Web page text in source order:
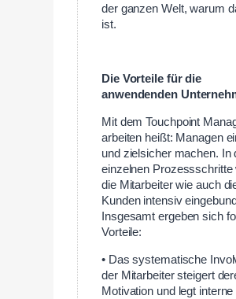
der ganzen Welt, warum
ist.
Die Vorteile für die
anwendenden
Mit dem Touchpoint
arbeiten heißt: Managen
und zielsicher machen. In
einzelnen Prozessschritte
die Mitarbeiter wie auch
Kunden intensiv
Insgesamt ergeben sich
Vorteile:
• Das systematische
der Mitarbeiter steigert
Motivation und legt interne